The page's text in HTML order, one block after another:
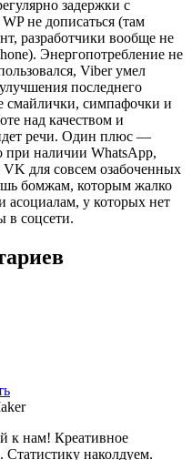
задержки с
не дописаться (там
разработчики вообще не
Энергопотребление не
Viber умел
последнего
симпафочки и
над качеством и
речи. Один плюс —
при наличии WhatsApp,
VK для совсем озабоченных
бомжам, которым жалко
асоциалам, у которых нет
в соцсети.
к нам! Креативное
наколдуем.